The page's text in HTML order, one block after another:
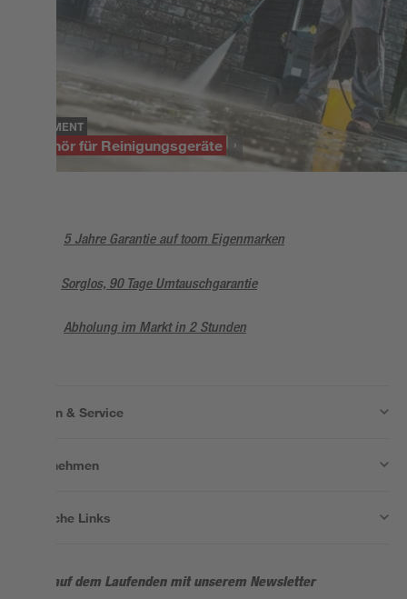
SORTIMENT
Zubehör für Reinigungsgeräte
5 Jahre Garantie auf toom Eigenmarken
Sorglos, 90 Tage Umtauschgarantie
Abholung im Markt in 2 Stunden
Wissen & Service
Unternehmen
Nützliche Links
Bleib auf dem Laufenden mit unserem Newsletter